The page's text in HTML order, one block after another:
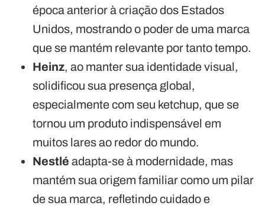
época anterior à criação dos Estados
Unidos, mostrando o poder de uma marca
que se mantém relevante por tanto tempo.
Heinz, ao manter sua identidade visual,
solidificou sua presença global,
especialmente com seu ketchup, que se
tornou um produto indispensável em
muitos lares ao redor do mundo.
Nestlé adapta-se à modernidade, mas
mantém sua origem familiar como um pilar
de sua marca, refletindo cuidado e